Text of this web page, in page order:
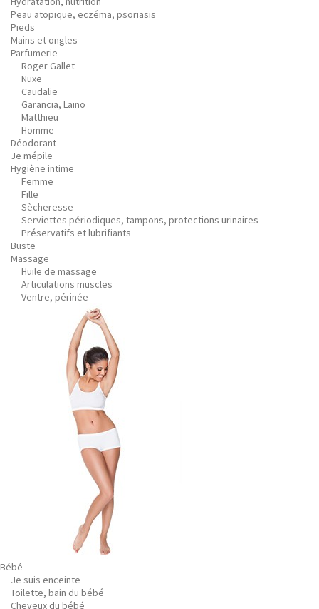
Peau atopique, eczéma, psoriasis
Pieds
Mains et ongles
Parfumerie
Roger Gallet
Nuxe
Caudalie
Garancia, Laino
Matthieu
Homme
Déodorant
Je mépile
Hygiène intime
Femme
Fille
Sècheresse
Serviettes périodiques, tampons, protections urinaires
Préservatifs et lubrifiants
Buste
Massage
Huile de massage
Articulations muscles
Ventre, périnée
Bébé
Je suis enceinte
Toilette, bain du bébé
Cheveux du bébé